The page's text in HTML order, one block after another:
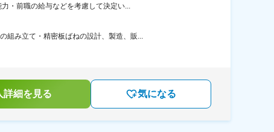
・前職の給与などを考慮して決定い...
組み立て・精密板ばねの設計、製造、販...
詳細を見る 気になる